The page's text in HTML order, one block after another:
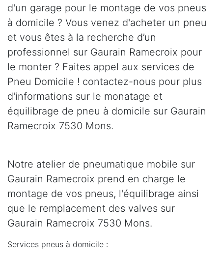
d'un garage pour le montage de vos pneus
à domicile ? Vous venez d'acheter un pneu
et vous êtes à la recherche d’un
professionnel sur Gaurain Ramecroix pour
le monter ? Faites appel aux services de
Pneu Domicile ! contactez-nous pour plus
d'informations sur le monatage et
équilibrage de pneu à domicile sur Gaurain
Ramecroix 7530 Mons.
Notre atelier de pneumatique mobile sur
Gaurain Ramecroix prend en charge le
montage de vos pneus, l'équilibrage ainsi
que le remplacement des valves sur
Gaurain Ramecroix 7530 Mons.
Services pneus à domicile :